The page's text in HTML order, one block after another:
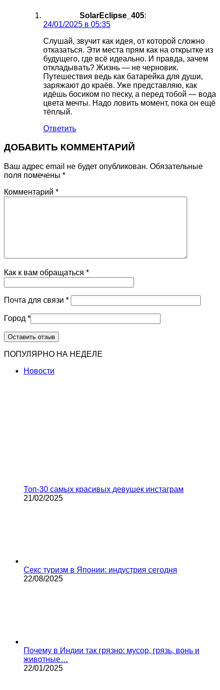
SolarEclipse_405:
24/01/2025 в 05:35
Слушай, звучит как идея, от которой сложно
отказаться. Эти места прям как на открытке из
будущего, где всё идеально. И правда, зачем
откладывать? Жизнь — не черновик.
Путешествия ведь как батарейка для души,
заряжают до краёв. Уже представляю, как
идёшь босиком по песку, а перед тобой — вода
цвета мечты. Надо ловить момент, пока он ещё
тёплый.
Ответить
ДОБАВИТЬ КОММЕНТАРИЙ
Ваш адрес email не будет опубликован. Обязательные
поля помечены *
Комментарий *
Как к вам обращаться *
Почта для связи *
Город *
ПОПУЛЯРНО НА НЕДЕЛЕ
Новости
Топ-30 самых красивых девушек инстаграм
21/02/2025
Секс туризм в Японии: индустрия сегодня
22/08/2025
Почему в Индии так грязно: мусор, грязь, вонь и
животные…
22/01/2025